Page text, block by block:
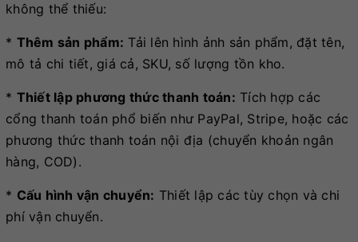
không thể thiếu:
* Thêm sản phẩm: Tải lên hình ảnh sản phẩm, đặt tên,
mô tả chi tiết, giá cả, SKU, số lượng tồn kho.
* Thiết lập phương thức thanh toán: Tích hợp các
cổng thanh toán phổ biến như PayPal, Stripe, hoặc các
phương thức thanh toán nội địa (chuyển khoản ngân
hàng, COD).
* Cấu hình vận chuyển: Thiết lập các tùy chọn và chi
phí vận chuyển.